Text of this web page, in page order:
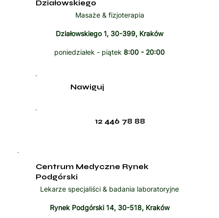
Działowskiego
Masaże & fizjoterapia
Działowskiego 1, 30-399, Kraków
poniedziałek - piątek 8:00 - 20:00
12 446 78 88
Nawiguj
Centrum Medyczne Rynek
Podgórski
Lekarze specjaliści & badania laboratoryjne
Rynek Podgórski 14, 30-518, Kraków